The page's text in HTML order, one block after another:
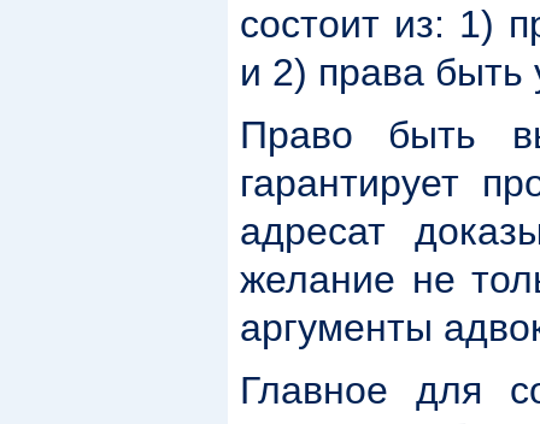
состоит из: 1)
и 2) права
Право быть
гарантирует
адресат
желание не
аргументы
Главное для